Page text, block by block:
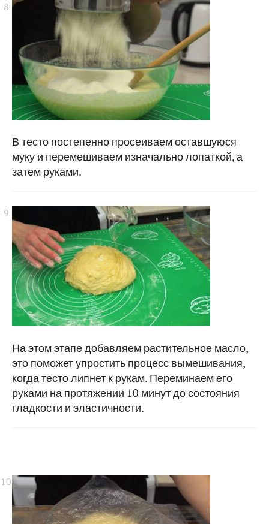
В тесто постепенно просеиваем оставшуюся
муку и перемешиваем изначально лопаткой, а
затем руками.
На этом этапе добавляем растительное масло,
это поможет упростить процесс вымешивания,
когда тесто липнет к рукам. Переминаем его
руками на протяжении 10 минут до состояния
гладкости и эластичности.